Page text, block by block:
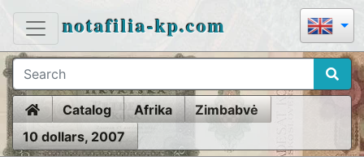
notafilia-kp.com
HomeCatalog Afrika
Zimbabvė
10 dollars, 2007